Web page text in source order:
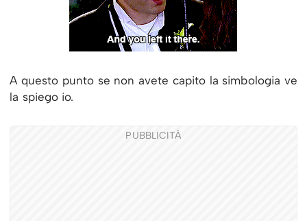
A questo punto se non avete capito la simbologia ve
la spiego io.
PUBBLICITÀ